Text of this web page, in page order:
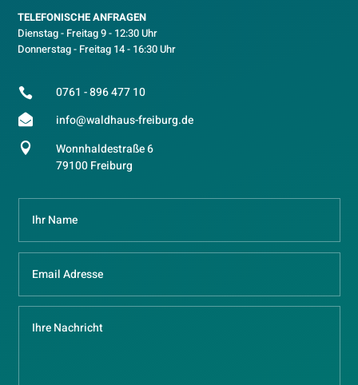
TELEFONISCHE ANFRAGEN
Dienstag - Freitag 9 - 12:30 Uhr
Donnerstag - Freitag 14 - 16:30 Uhr
 0761 - 896 477 10
 info@waldhaus-freiburg.de

Wonnhaldestraße 6
79100 Freiburg